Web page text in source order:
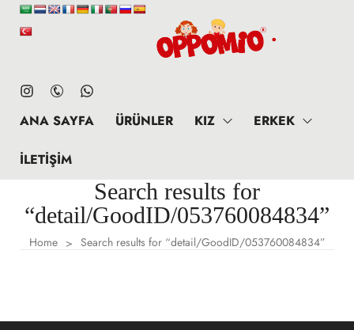
ANA SAYFA ÜRÜNLER KIZ ERKEK
İLETIŞIM
Search results for
“detail/GoodID/053760084834”
Home > Search results for “detail/GoodID/053760084834”